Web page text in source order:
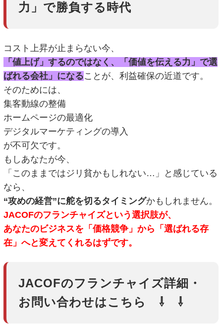
力」で勝負する時代
コスト上昇が止まらない今、
「値上げ」するのではなく、「価値を伝える力」で選
ばれる会社」になることが、利益確保の近道です。
そのためには、
集客動線の整備
ホームページの最適化
デジタルマーケティングの導入
が不可欠です。
もしあなたが今、
「このままではジリ貧かもしれない…」と感じている
なら、
“攻めの経営”に舵を切るタイミングかもしれません。
JACOFのフランチャイズという選択肢が、
あなたのビジネスを「価格競争」から「選ばれる存
在」へと変えてくれるはずです。
JACOFのフランチャイズ詳細・
お問い合わせはこちら ⇩ ⇩